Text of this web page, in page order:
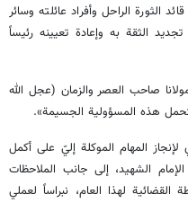
الثورة الراحل وأفراد عائلته وسائر
الثقة به وإعادة تعيينه رئيساً
صاحب العصر والزمان (عجل الله
هذه المسؤولية الجسيمة».
المهام الموكلة إليّ على أكمل
الشهيد، إلى جانب الملاحظات
لهذا العام، نبراساً لعملي